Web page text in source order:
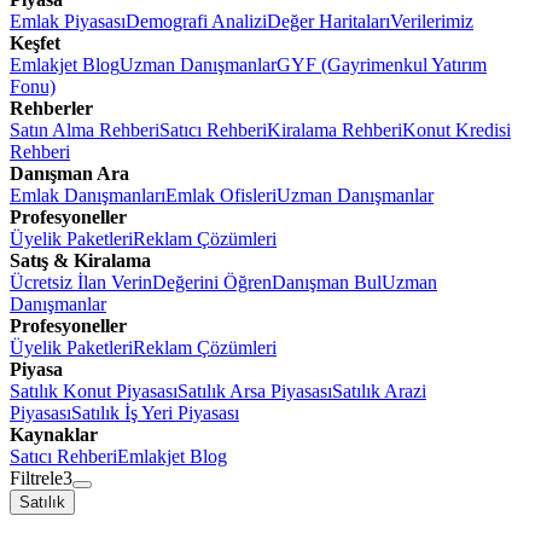
Emlak PiyasasıDemografi AnaliziDeğer HaritalarıVerilerimiz
Keşfet
Emlakjet BlogUzman DanışmanlarGYF (Gayrimenkul Yatırım
Fonu)
Rehberler
Satın Alma RehberiSatıcı RehberiKiralama RehberiKonut Kredisi
Rehberi
Danışman Ara
Emlak DanışmanlarıEmlak OfisleriUzman Danışmanlar
Profesyoneller
Üyelik PaketleriReklam Çözümleri
Satış & Kiralama
Ücretsiz İlan VerinDeğerini ÖğrenDanışman BulUzman
Danışmanlar
Profesyoneller
Üyelik PaketleriReklam Çözümleri
Piyasa
Satılık Konut PiyasasıSatılık Arsa PiyasasıSatılık Arazi
PiyasasıSatılık İş Yeri Piyasası
Kaynaklar
Satıcı RehberiEmlakjet Blog
Filtrele3
Satılık